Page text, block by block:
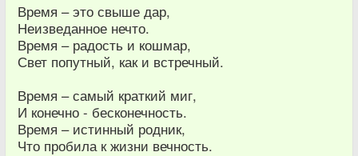
Время – это свыше дар,
Неизведанное нечто.
Время – радость и кошмар,
Свет попутный, как и встречный.
Время – самый краткий миг,
И конечно - бесконечность.
Время – истинный родник,
Что пробила к жизни вечность.